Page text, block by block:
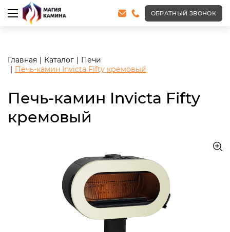
<meta name="robots" content="noindex, follow"/>
ОБРАТНЫЙ ЗВОНОК
Главная Каталог
Печи
Печь-камин Invicta Fifty кремовый
Печь-камин Invicta Fifty
кремовый